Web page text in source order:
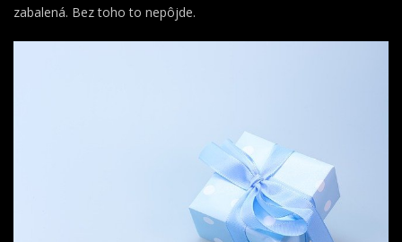
zabalená. Bez toho to nepôjde.